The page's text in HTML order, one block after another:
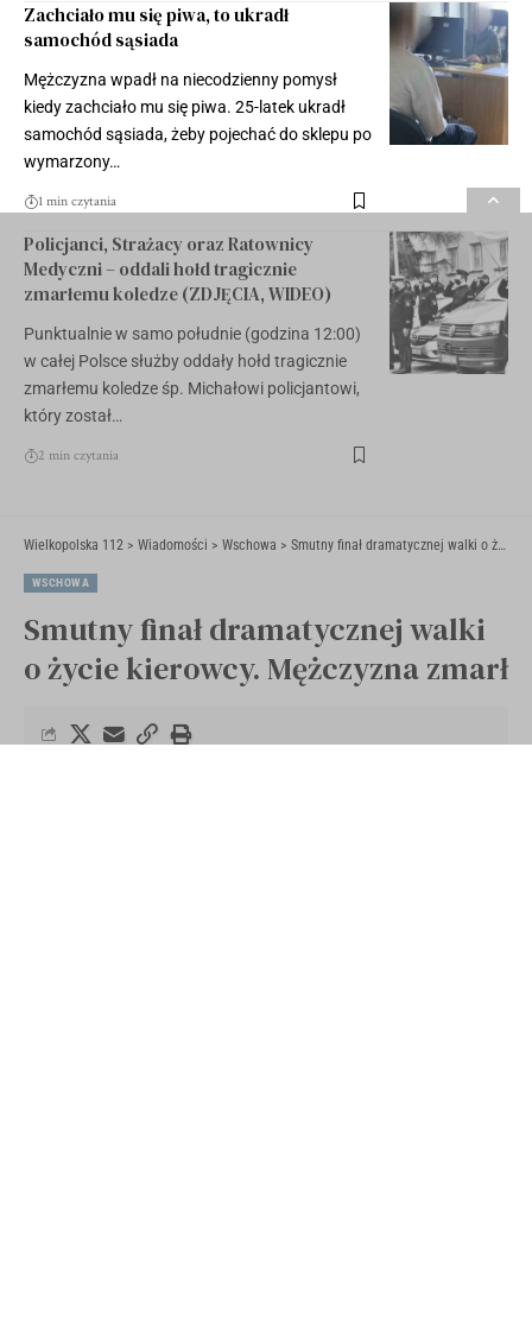
Zachciało mu się piwa, to ukradł
samochód sąsiada
Mężczyzna wpadł na niecodzienny pomysł
kiedy zachciało mu się piwa. 25-latek ukradł
samochód sąsiada, żeby pojechać do sklepu po
wymarzony…
1 min czytania
Policjanci, Strażacy oraz Ratownicy
Medyczni – oddali hołd tragicznie
zmarłemu koledze (ZDJĘCIA, WIDEO)
Punktualnie w samo południe (godzina 12:00)
w całej Polsce służby oddały hołd tragicznie
zmarłemu koledze śp. Michałowi policjantowi,
który został…
2 min czytania
Wielkopolska 112 > Wiadomości > Wschowa > Smutny finał dramatycznej walki o życie kierowcy. Mężczyzna zmarł
WSCHOWA
Smutny finał dramatycznej walki
o życie kierowcy. Mężczyzna zmarł